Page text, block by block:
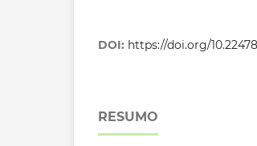
DOI: https://doi.org/
RESUMO